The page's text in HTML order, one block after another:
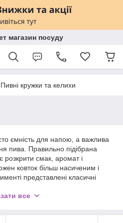
магазин посуду
Пивні кружки та келихи
ємність для напою, а важлива
пива. Правильно підібрана
розкрити смак, аромат і
ковток більш насиченим і
представлені класичні
Тут ви знайдете посуд для
форм. Ми пропонуємо вироби зі
все